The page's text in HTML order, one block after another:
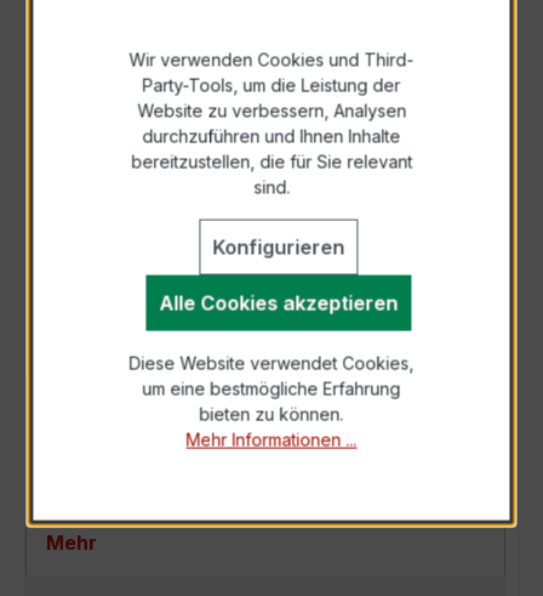
Zur Sammelanfrage hinzufügen
Anfrage telefonisch
Als PDF exportieren
Der EASKD 31.5 3x500/1A 10VA Kl.0,5 ist ein
Verrechnungsstromwandler der bewährten E…
Mehr
Wir verwenden Cookies und Third-
Party-Tools, um die Leistung der
Website zu verbessern, Analysen
durchzuführen und Ihnen Inhalte
bereitzustellen, die für Sie relevant
sind.
Konfigurieren
Alle Cookies akzeptieren
Diese Website verwendet Cookies,
um eine bestmögliche Erfahrung
bieten zu können.
Mehr Informationen ...